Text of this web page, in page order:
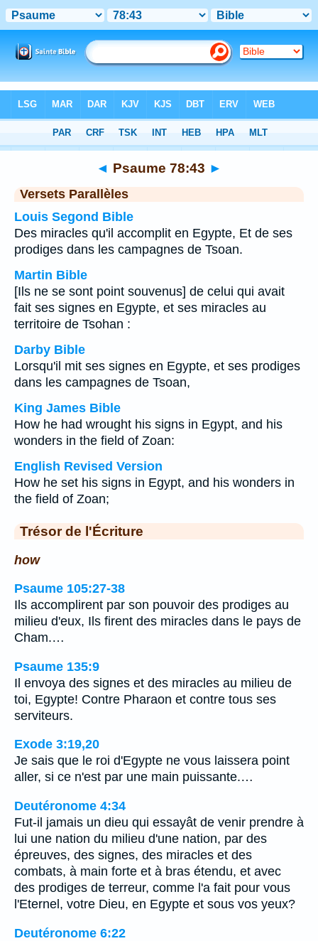
Chapitre 78> Verset 43
◄ Psaume 78:43 ►
Versets Parallèles
Louis Segond Bible
Des miracles qu'il accomplit en Egypte, Et de ses
prodiges dans les campagnes de Tsoan.
Martin Bible
[Ils ne se sont point souvenus] de celui qui avait
fait ses signes en Egypte, et ses miracles au
territoire de Tsohan :
Darby Bible
Lorsqu'il mit ses signes en Egypte, et ses prodiges
dans les campagnes de Tsoan,
King James Bible
How he had wrought his signs in Egypt, and his
wonders in the field of Zoan:
English Revised Version
How he set his signs in Egypt, and his wonders in
the field of Zoan;
Trésor de l'Écriture
how
Psaume 105:27-38
Ils accomplirent par son pouvoir des prodiges au
milieu d'eux, Ils firent des miracles dans le pays de
Cham.…
Psaume 135:9
Il envoya des signes et des miracles au milieu de
toi, Egypte! Contre Pharaon et contre tous ses
serviteurs.
Exode 3:19,20
Je sais que le roi d'Egypte ne vous laissera point
aller, si ce n'est par une main puissante.…
Deutéronome 4:34
Fut-il jamais un dieu qui essayât de venir prendre à
lui une nation du milieu d'une nation, par des
épreuves, des signes, des miracles et des
combats, à main forte et à bras étendu, et avec
des prodiges de terreur, comme l'a fait pour vous
l'Eternel, votre Dieu, en Egypte et sous vos yeux?
Deutéronome 6:22